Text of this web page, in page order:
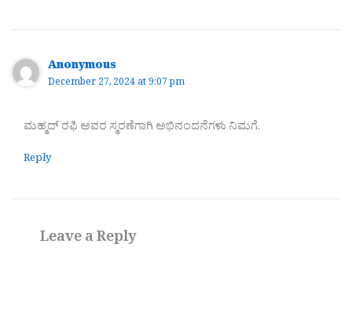
Anonymous
December 27, 2024 at 9:07 pm
ಮಹ್ಮದ್ ರಫಿ ಅವರ ಸ್ಮರಣೆಗಾಗಿ ಅಭಿನಂದನೆಗಳು ನಿಮಗೆ.
Reply
Leave a Reply